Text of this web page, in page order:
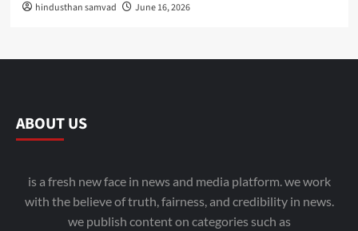
hindusthan samvad June 16, 2026
ABOUT US
is a fresh new face in news and media platform. we work
with the believe of truth, fairness, and credibility in news.
we publish content on categories such as